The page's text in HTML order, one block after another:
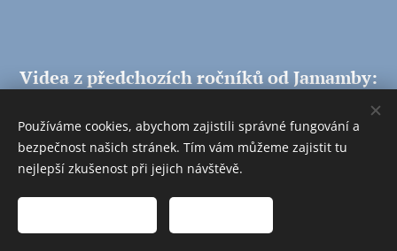
Videa z předchozích ročníků od Jamamby:
Používáme cookies, abychom zajistili správné fungování a
bezpečnost našich stránek. Tím vám můžeme zajistit tu
nejlepší zkušenost při jejich návštěvě.